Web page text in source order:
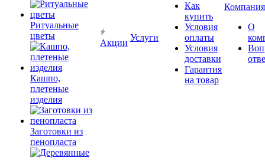
Ритуальные
цветы
Кашпо,
плетеные
изделия
Заготовки из
пенопласта
Акции
Услуги
Как
купить
Условия
оплаты
Условия
доставки
Гарантия
на товар
Компания
О